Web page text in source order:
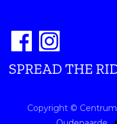
SPREAD THE
Copyright ©